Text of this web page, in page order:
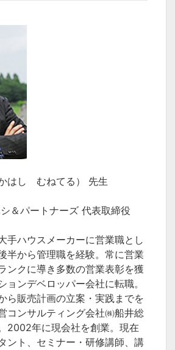
はし むねてる） 先生
＆パートナーズ 代表取締役
手ハウスメーカーに営業職とし
半から管理職を経験。常に営業
ンクに導き多数の営業表彰を獲
ョンデベロッパー会社に転職。
ら販売計画の立案・実践までを
コンサルティング会社㈱船井総
2002年に現会社を創業。現在
ント、セミナー・研修講師、講